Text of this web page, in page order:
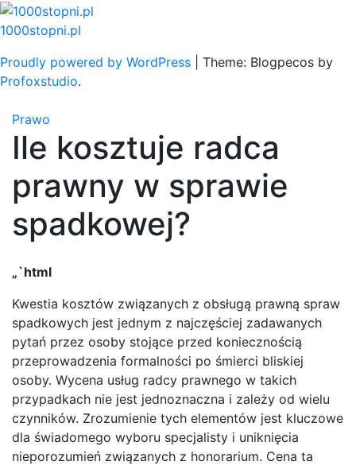
Skip
to
1000stopni.pl
Proudly powered by WordPress
Theme: Blogpecos by
Profoxstudio.
Prawo
Ile kosztuje radca
prawny w sprawie
spadkowej?
„`html
Kwestia kosztów związanych z obsługą prawną spraw
spadkowych jest jednym z najczęściej zadawanych
pytań przez osoby stojące przed koniecznością
przeprowadzenia formalności po śmierci bliskiej
osoby. Wycena usług radcy prawnego w takich
przypadkach nie jest jednoznaczna i zależy od wielu
czynników. Zrozumienie tych elementów jest kluczowe
dla świadomego wyboru specjalisty i uniknięcia
nieporozumień związanych z honorarium. Cena ta